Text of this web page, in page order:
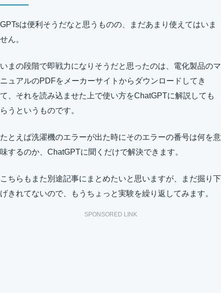
GPTsは便利そうだなと思うものの、まだあまり使えてはいま
せん。
いまの段階で即戦力になりそうだと思ったのは、電化製品のマ
ニュアルのPDFをメーカーサイトからダウンロードしてき
て、それを読み込ませた上で使い方をChatGPTに解説しても
らうというものです。
たとえば洗濯機のエラーが出た時にそのエラーの番号は何を意
味するのか、ChatGPTに聞くだけで解決できます。
こちらもまた別途記事にまとめたいと思いますが、まだ掘り下
げきれてないので、もうちょっと実験を繰り返してみます。
SPONSORED LINK